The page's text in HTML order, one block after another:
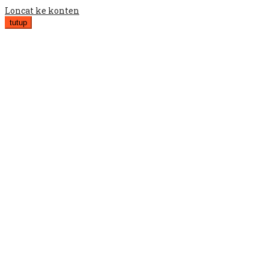
Loncat ke konten
tutup